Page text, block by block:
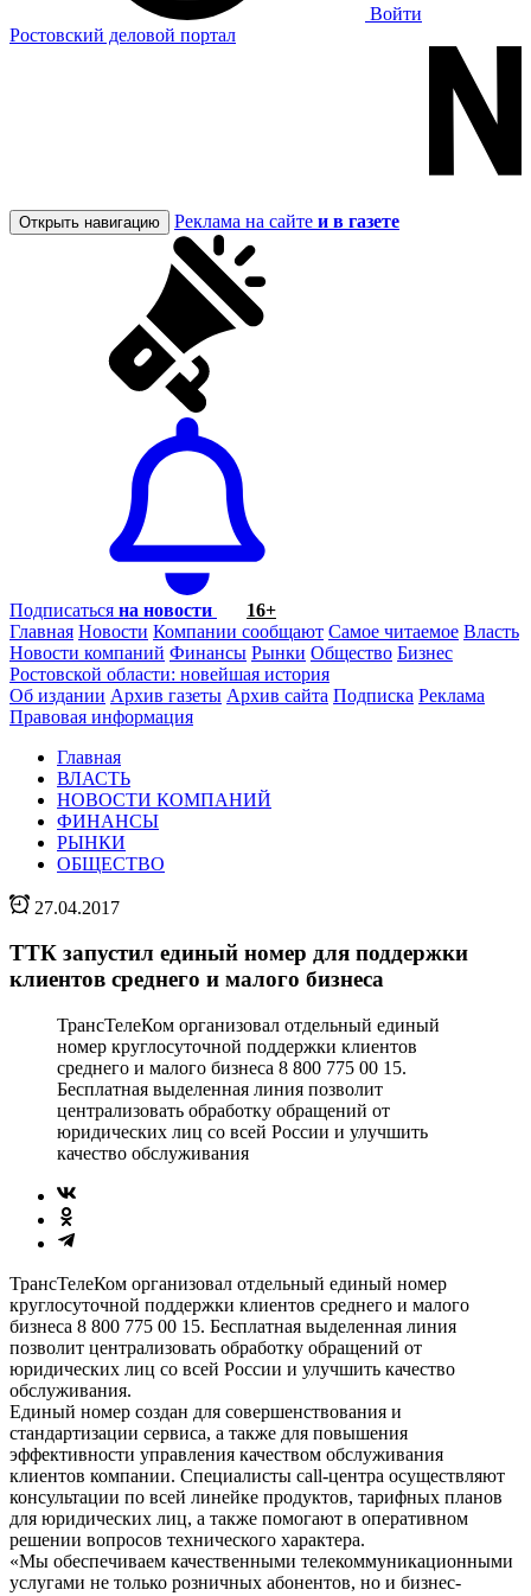
Войти
Ростовский деловой портал
Открыть навигацию Реклама на сайте и в газете
Подписаться на новости
16+
Главная Новости Компании сообщают Самое читаемое Власть
Новости компаний Финансы Рынки Общество Бизнес
Ростовской области: новейшая история
Об издании Архив газеты Архив сайта Подписка Реклама
Правовая информация
Главная
ВЛАСТЬ
НОВОСТИ КОМПАНИЙ
ФИНАНСЫ
РЫНКИ
ОБЩЕСТВО
27.04.2017
ТТК запустил единый номер для поддержки
клиентов среднего и малого бизнеса
ТрансТелеКом организовал отдельный единый
номер круглосуточной поддержки клиентов
среднего и малого бизнеса 8 800 775 00 15.
Бесплатная выделенная линия позволит
централизовать обработку обращений от
юридических лиц со всей России и улучшить
качество обслуживания
ТрансТелеКом организовал отдельный единый номер
круглосуточной поддержки клиентов среднего и малого
бизнеса 8 800 775 00 15. Бесплатная выделенная линия
позволит централизовать обработку обращений от
юридических лиц со всей России и улучшить качество
обслуживания.
Единый номер создан для совершенствования и
стандартизации сервиса, а также для повышения
эффективности управления качеством обслуживания
клиентов компании. Специалисты call-центра осуществляют
консультации по всей линейке продуктов, тарифных планов
для юридических лиц, а также помогают в оперативном
решении вопросов технического характера.
«Мы обеспечиваем качественными телекоммуникационными
услугами не только розничных абонентов, но и бизнес-